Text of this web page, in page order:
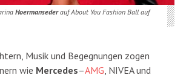
Hoermansederauf About You Fashion Ball auf
Musik und Begegnungen zogen
wie Mercedes–AMG, NIVEA und